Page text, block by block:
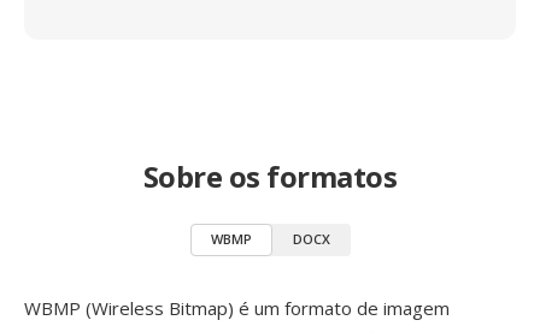
Sobre os formatos
WBMP DOCX
WBMP (Wireless Bitmap) é um formato de imagem